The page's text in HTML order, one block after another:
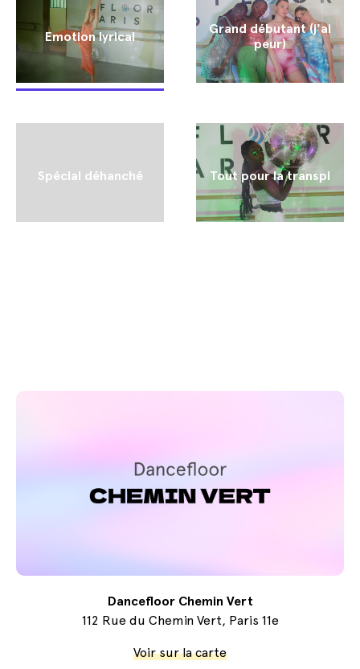
Emotion lyrical
Grand débutant (j'ai
peur)
Spécial déhanché Tout pour la transpi
Dancefloor Chemin Vert
112 Rue du Chemin Vert, Paris 11e
Voir sur la carte